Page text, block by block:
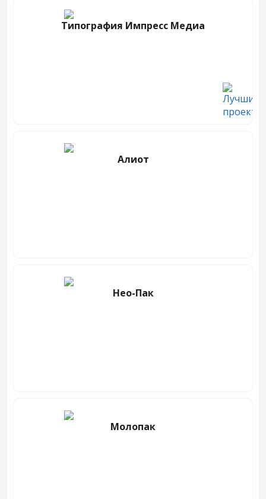
Типография Импресс Медиа
Алиот
Нео-Пак
Молопак